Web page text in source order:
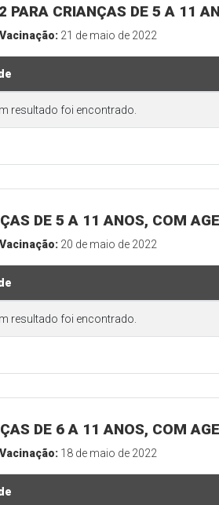
PARA CRIANÇAS DE 5 A 11
21 de maio de 2022
resultado foi encontrado.
DE 5 A 11 ANOS, COM
20 de maio de 2022
resultado foi encontrado.
DE 6 A 11 ANOS, COM
18 de maio de 2022